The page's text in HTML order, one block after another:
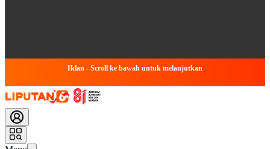
Iklan - Scroll ke bawah untuk melanjutkan